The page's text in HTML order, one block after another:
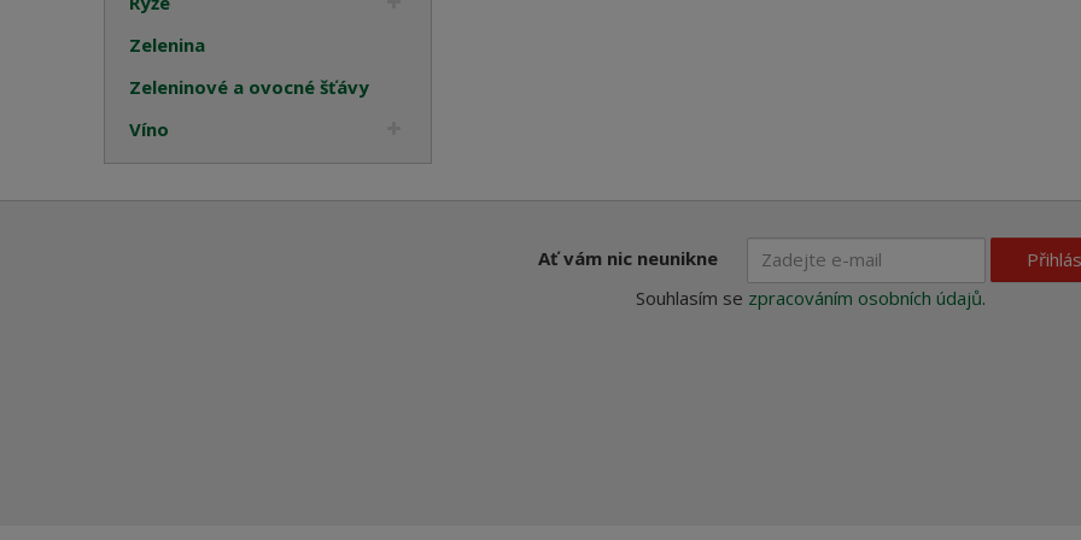
Zelenina
Zeleninové a ovocné šťávy
Víno
Ať vám nic neunikne
Souhlasím se zpracováním osobních údajů.